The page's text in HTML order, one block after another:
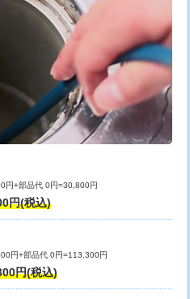
・銅
)
+8,800円
し作
11,000円~
で） 55,000円
3ｍ超
作業）
33,000円
8,800円
掃・修
作業）
11,000円
掃・修
作業）
22,000円
掃・修
作業）
33,000円
円+部品代 0円=30,800円
円(税込)
円+部品代 0円=113,300円
円(税込)